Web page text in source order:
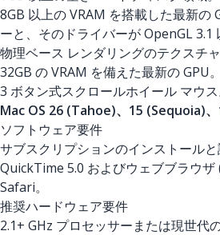
8GB 以上の VRAM を搭載した最新
ーと、そのドライバーが OpenGL 3.1
物理ベース レンダリングのテクスチ
32GB の VRAM を備えた最新の GPU。
3 ボタン式スクロールホイール マウス
Mac OS 26 (Tahoe)、15 (Sequoia)
ソフトウェア要件
サブスクリプションのインストール
QuickTime 5.0 およびウェブブラウザ
Safari。
推奨ハードウェア要件
2.1+ GHz プロセッサーまたは現世代